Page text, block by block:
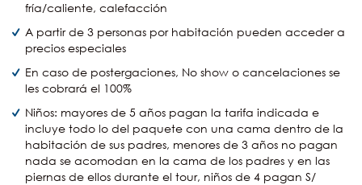
fría/caliente, calefacción
A partir de 3 personas por habitación pueden acceder a
precios especiales
En caso de postergaciones, No show o cancelaciones se
les cobrará el 100%
Niños: mayores de 5 años pagan la tarifa indicada e
incluye todo lo del paquete con una cama dentro de la
habitación de sus padres, menores de 3 años no pagan
nada se acomodan en la cama de los padres y en las
piernas de ellos durante el tour, niños de 4 pagan S/